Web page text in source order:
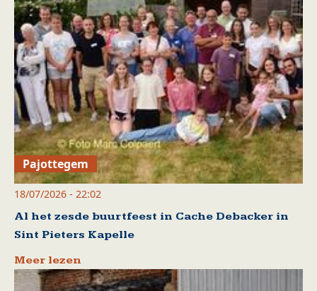
Pajottegem
18/07/2026 - 22:02
Al het zesde buurtfeest in Cache Debacker in
Sint Pieters Kapelle
Meer lezen